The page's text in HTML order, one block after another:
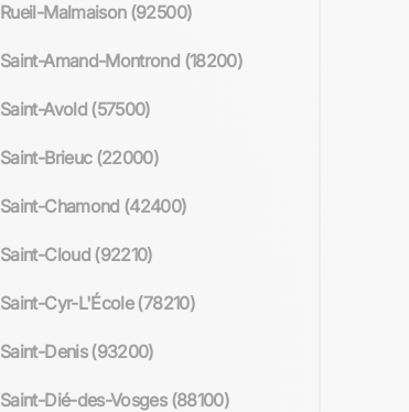
Rueil-Malmaison (92500)
Saint-Amand-Montrond (18200)
Saint-Avold (57500)
Saint-Brieuc (22000)
Saint-Chamond (42400)
Saint-Cloud (92210)
Saint-Cyr-L'École (78210)
Saint-Denis (93200)
Saint-Dié-des-Vosges (88100)